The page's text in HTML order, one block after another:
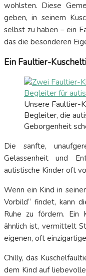
wohlsten. Diese
geben, in seinem
selbst zu haben – ein
das die besonderen
Ein Faultier-
Unsere Faultier-
Begleiter, die
Geborgenheit
Die sanfte,
Gelassenheit und
autistische Kinder oft
Wenn ein Kind in
Vorbild“ findet, kann
Ruhe zu fördern. Ein
ähnlich ist, vermittelt
eigenen, oft
Chilly, das
dem Kind auf